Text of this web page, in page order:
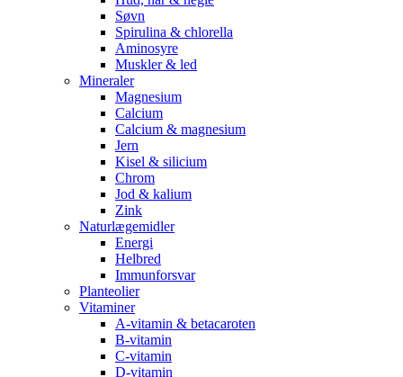
Søvn
Spirulina & chlorella
Aminosyre
Muskler & led
Mineraler
Magnesium
Calcium
Calcium & magnesium
Jern
Kisel & silicium
Chrom
Jod & kalium
Zink
Naturlægemidler
Energi
Helbred
Immunforsvar
Planteolier
Vitaminer
A-vitamin & betacaroten
B-vitamin
C-vitamin
D-vitamin